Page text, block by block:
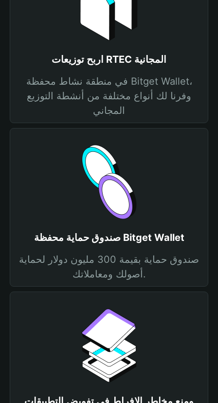
اربح توزيعات RTEC المجانية
في منطقة نشاط محفظة Bitget Wallet،
وفرنا لك أنواع مختلفة من أنشطة التوزيع
المجاني
صندوق حماية محفظة Bitget Wallet
صندوق حماية بقيمة 300 مليون دولار لحماية
أصولك ومعاملاتك.